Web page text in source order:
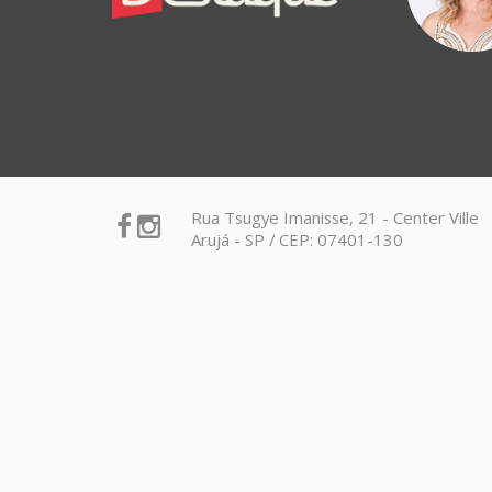
superar o esgotamento profissional
Rua Tsugye Imanisse, 21 - Center Ville
Arujá - SP / CEP: 07401-130